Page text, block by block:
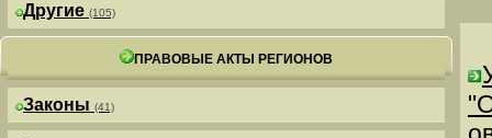
Другие (105)
ПРАВОВЫЕ АКТЫ РЕГИОНОВ
Законы (41)